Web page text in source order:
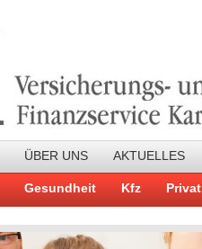
Gesundheit Kfz Privat
ÜBER UNS AKTUELLES